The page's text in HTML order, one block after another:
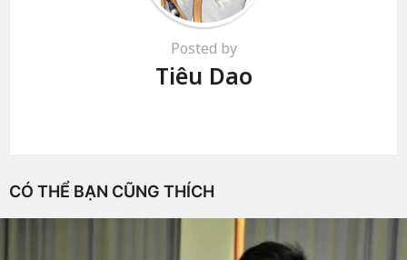
Posted by
Tiêu Dao
CÓ THỂ BẠN CŨNG THÍCH